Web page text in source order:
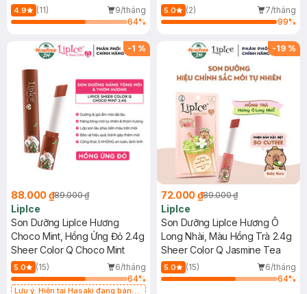
4.9 (11)
9/tháng
64%
Free
5.0 (2)
7/tháng
99%
-1 %
88.000 ₫89.000 ₫
LipIce
Son Dưỡng LipIce Hương
Choco Mint, Hồng Ửng Đỏ 2.4g
Sheer Color Q Choco Mint
5.0 (15)
6/tháng
64%
Lưu ý: Hiện tại Hasaki đang bán
-19 %
72.000 ₫89.000 ₫
LipIce
Son Dưỡng LipIce Hương Ô
Long Nhài, Màu Hồng Trà 2.4g
Sheer Color Q Jasmine Tea
5.0 (15)
6/tháng
64%